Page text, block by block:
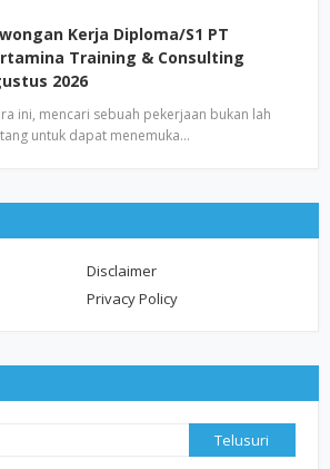
Kerja Diploma/S1 PT
Training & Consulting
2026
ini, mencari sebuah pekerjaan bukan lah
untuk dapat menemuka…
Disclaimer
Privacy Policy